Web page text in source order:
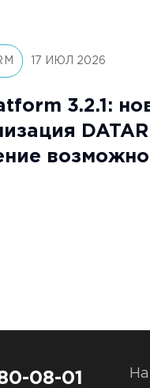
17 ИЮЛ 2026
3.2.1:
08-01